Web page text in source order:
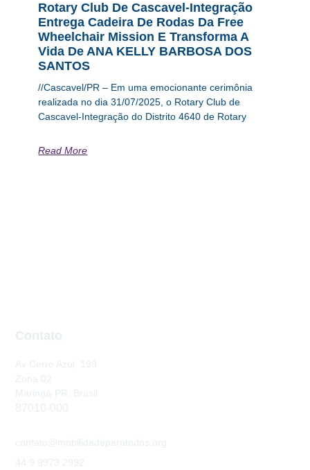
Rotary Club De Cascavel-Integração
Entrega Cadeira De Rodas Da Free
Wheelchair Mission E Transforma A
Vida De ANA KELLY BARBOSA DOS
SANTOS
//Cascavel/PR – Em uma emocionante cerimônia
realizada no dia 31/07/2025, o Rotary Club de
Cascavel-Integração do Distrito 4640 de Rotary
Read More
Contato
Av Cerro Azul, 199
Zona 02
Maringá-PR, Brasil
87010-000
contato@mobilidadeparatodos.org
44 9 9973 2992